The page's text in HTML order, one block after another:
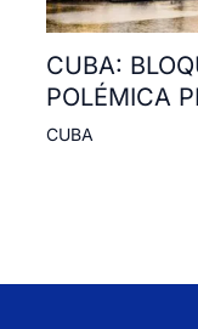
CUBA:
POLÉMICA
CUBA